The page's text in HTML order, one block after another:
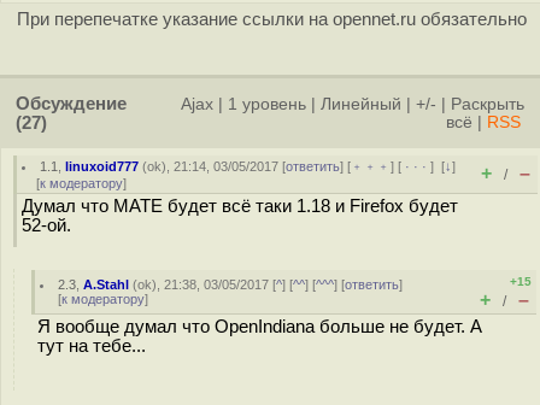
При перепечатке указание ссылки на opennet.ru обязательно
Обсуждение
(27)
Ajax 1 уровень Линейный +/-
Раскрыть
всё
RSS
1.1 ,linuxoid777 (ok), 21:14, 03/05/2017 [ответить] [ ﹢﹢﹢] [ · · ·][↓]
[к модератору] + / –
Думал что MATE будет всё таки 1.18 и Firefox будет
52-ой.
2.3 ,A.Stahl (ok), 21:38, 03/05/2017 [^] [^^] [^^^] [ответить]
[к модератору]
+15
+ / –
Я вообще думал что OpenIndiana больше не будет. А
тут на тебе...